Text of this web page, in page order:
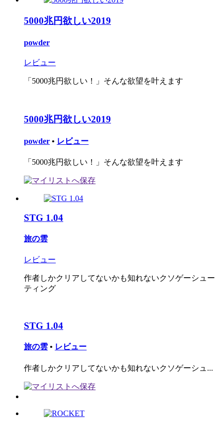
5000兆円欲しい2019
powder
レビュー
「5000兆円欲しい！」そんな欲望を叶えます
5000兆円欲しい2019
powder • レビュー
「5000兆円欲しい！」そんな欲望を叶えます
STG 1.04
旅の雲
レビュー
作者しかクリアしてないかも知れないクソゲーシュー
ティング
STG 1.04
旅の雲 • レビュー
作者しかクリアしてないかも知れないクソゲーシュ...